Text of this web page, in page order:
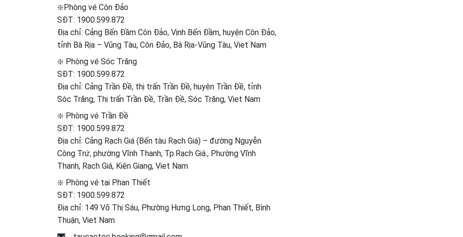
❇️Phòng vé Côn Đảo
SĐT: 1900.599.872
Địa chỉ: Cảng Bến Đầm Côn Đảo, Vịnh Bến Đầm, huyện Côn Đảo,
tỉnh Bà Rịa – Vũng Tàu, Côn Đảo, Bà Rịa-Vũng Tàu, Viet Nam
❇️ Phòng vé Sóc Trăng
SĐT: 1900.599.872
Địa chỉ: Cảng Trần Đề, thị trấn Trần Đề, huyện Trần Đề, tỉnh
Sóc Trăng, Thị trấn Trần Đề, Trần Đề, Sóc Trăng, Viet Nam
❇️ Phòng vé Trần Đề
SĐT: 1900.599.872
Địa chỉ: Cảng Rạch Giá (Bến tàu Rạch Giá) – đường Nguyễn
Công Trứ, phường Vĩnh Thanh, Tp.Rạch Giá., Phường Vĩnh
Thanh, Rạch Giá, Kiên Giang, Viet Nam
❇️ Phòng vé tại Phan Thiết
SĐT: 1900.599.872
Địa chỉ: 149 Võ Thị Sáu, Phường Hưng Long, Phan Thiết, Bình
Thuận, Viet Nam